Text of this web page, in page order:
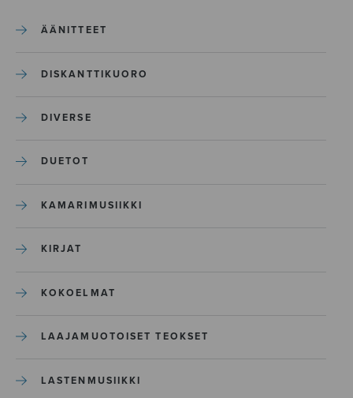
ÄÄNITTEET
DISKANTTIKUORO
DIVERSE
DUETOT
KAMARIMUSIIKKI
KIRJAT
KOKOELMAT
LAAJAMUOTOISET TEOKSET
LASTENMUSIIKKI